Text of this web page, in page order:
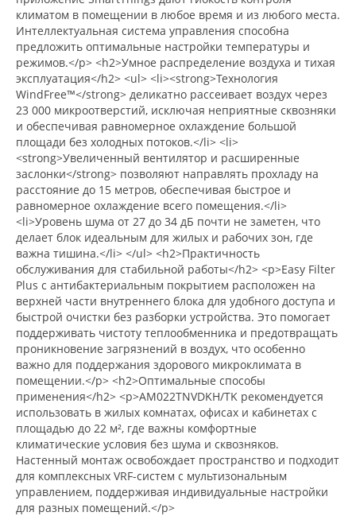
климатом в помещении в любое время и из любого места.
Интеллектуальная система управления способна
предложить оптимальные настройки температуры и
режимов.</p> <h2>Умное распределение воздуха и тихая
эксплуатация</h2> <ul> <li><strong>Технология
WindFree™</strong> деликатно рассеивает воздух через
23 000 микроотверстий, исключая неприятные сквозняки
и обеспечивая равномерное охлаждение большой
площади без холодных потоков.</li> <li>
<strong>Увеличенный вентилятор и расширенные
заслонки</strong> позволяют направлять прохладу на
расстояние до 15 метров, обеспечивая быстрое и
равномерное охлаждение всего помещения.</li>
<li>Уровень шума от 27 до 34 дБ почти не заметен, что
делает блок идеальным для жилых и рабочих зон, где
важна тишина.</li> </ul> <h2>Практичность
обслуживания для стабильной работы</h2> <p>Easy Filter
Plus с антибактериальным покрытием расположен на
верхней части внутреннего блока для удобного доступа и
быстрой очистки без разборки устройства. Это помогает
поддерживать чистоту теплообменника и предотвращать
проникновение загрязнений в воздух, что особенно
важно для поддержания здорового микроклимата в
помещении.</p> <h2>Оптимальные способы
применения</h2> <p>AM022TNVDKH/TK рекомендуется
использовать в жилых комнатах, офисах и кабинетах с
площадью до 22 м², где важны комфортные
климатические условия без шума и сквозняков.
Настенный монтаж освобождает пространство и подходит
для комплексных VRF-систем с мультизональным
управлением, поддерживая индивидуальные настройки
для разных помещений.</p>